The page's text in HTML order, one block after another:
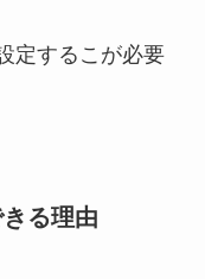
定するこが必要
る理由